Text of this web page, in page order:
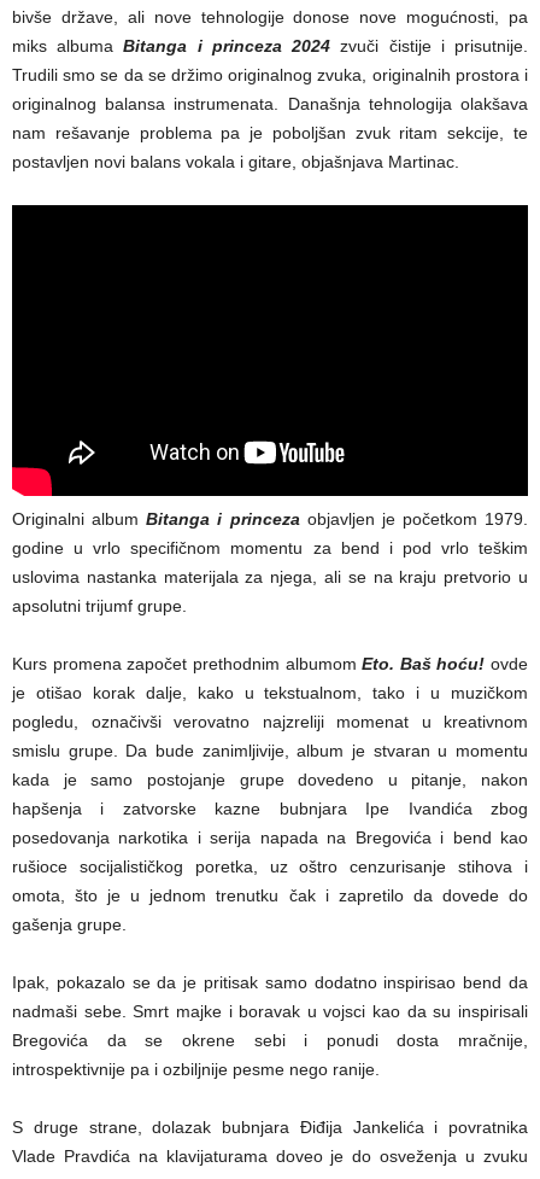
bivše države, ali nove tehnologije donose nove mogućnosti, pa
miks albumaBitanga i princeza 2024 zvuči čistije i prisutnije.
Trudili smo se da se držimo originalnog zvuka, originalnih prostora i
originalnog balansa instrumenata. Današnja tehnologija olakšava
nam rešavanje problema pa je poboljšan zvuk ritam sekcije, te
postavljen novi balans vokala i gitare, objašnjava Martinac.
Originalni albumBitanga i princeza objavljen je početkom 1979.
godine u vrlo specifičnom momentu za bend i pod vrlo teškim
uslovima nastanka materijala za njega, ali se na kraju pretvorio u
apsolutni trijumf grupe.
Kurs promena započet prethodnim albumomEto. Baš hoću! ovde
je otišao korak dalje, kako u tekstualnom, tako i u muzičkom
pogledu, označivši verovatno najzreliji momenat u kreativnom
smislu grupe. Da bude zanimljivije, album je stvaran u momentu
kada je samo postojanje grupe dovedeno u pitanje, nakon
hapšenja i zatvorske kazne bubnjara Ipe Ivandića zbog
posedovanja narkotika i serija napada na Bregovića i bend kao
rušioce socijalističkog poretka, uz oštro cenzurisanje stihova i
omota, što je u jednom trenutku čak i zapretilo da dovede do
gašenja grupe.
Ipak, pokazalo se da je pritisak samo dodatno inspirisao bend da
nadmaši sebe. Smrt majke i boravak u vojsci kao da su inspirisali
Bregovića da se okrene sebi i ponudi dosta mračnije,
introspektivnije pa i ozbiljnije pesme nego ranije.
S druge strane, dolazak bubnjara Điđija Jankelića i povratnika
Vlade Pravdića na klavijaturama doveo je do osveženja u zvuku